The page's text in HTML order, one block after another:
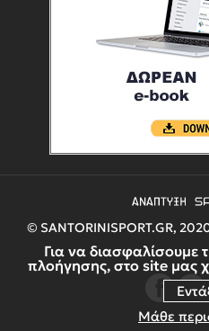
Για να διασφαλίσουμε
πλοήγησης, στο site μας
Μάθε
© SANTORINISPORT.GR,